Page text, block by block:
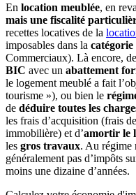
En location meublée, en
mais une fiscalité
recettes locatives de la
imposables dans la
Commerciaux). Là encore,
BIC avec un abattement
le logement meublé a fait
tourisme »), ou bien le
de déduire toutes les
les frais d’acquisition (frais
immobilière) et d’amortir le
les gros travaux. Au régime
généralement pas d’impôts
moins une dizaine d’années.